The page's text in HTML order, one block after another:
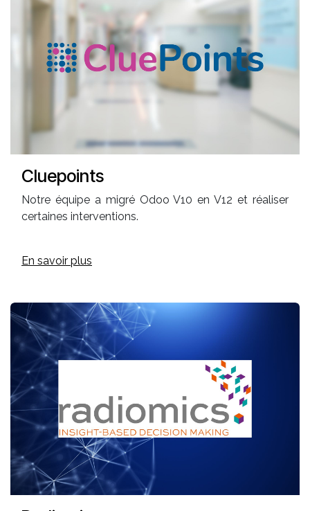
Cluepoints
Notre équipe a migré Odoo V10 en V12 et réaliser
certaines interventions.
En savoir plus